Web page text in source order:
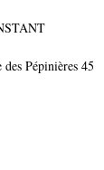
des Pépinières 45